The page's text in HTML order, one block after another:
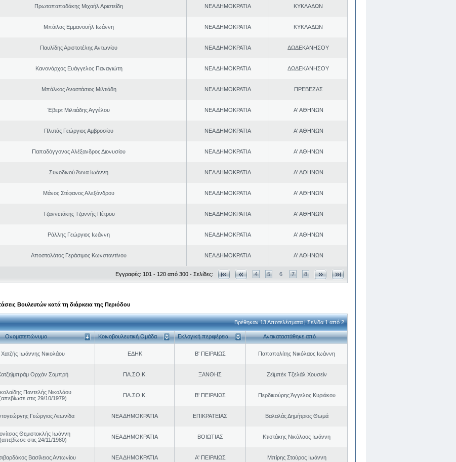
Πρωτοπαπαδάκης Μιχαήλ Αριστείδη ΝΕΑ ΔΗΜΟΚΡΑΤΙΑ ΚΥΚΛΑΔΩΝ
Μπάιλας Εμμανουήλ Ιωάννη ΝΕΑ ΔΗΜΟΚΡΑΤΙΑ ΚΥΚΛΑΔΩΝ
Παυλίδης Αριστοτέλης Αντωνίου ΝΕΑ ΔΗΜΟΚΡΑΤΙΑ ΔΩΔΕΚΑΝΗΣΟΥ
Κανονάρχος Ευάγγελος Παναγιώτη ΝΕΑ ΔΗΜΟΚΡΑΤΙΑ ΔΩΔΕΚΑΝΗΣΟΥ
Μπάλκος Αναστάσιος Μιλτιάδη ΝΕΑ ΔΗΜΟΚΡΑΤΙΑ ΠΡΕΒΕΖΑΣ
Έβερτ Μιλτιάδης Αγγέλου ΝΕΑ ΔΗΜΟΚΡΑΤΙΑ Α' ΑΘΗΝΩΝ
Πλυτάς Γεώργιος Αμβροσίου ΝΕΑ ΔΗΜΟΚΡΑΤΙΑ Α' ΑΘΗΝΩΝ
Παπαδόγγονας Αλέξανδρος Διονυσίου ΝΕΑ ΔΗΜΟΚΡΑΤΙΑ Α' ΑΘΗΝΩΝ
Συνοδινού Άννα Ιωάννη ΝΕΑ ΔΗΜΟΚΡΑΤΙΑ Α' ΑΘΗΝΩΝ
Μάνος Στέφανος Αλεξάνδρου ΝΕΑ ΔΗΜΟΚΡΑΤΙΑ Α' ΑΘΗΝΩΝ
Τζαννετάκης Τζαννής Πέτρου ΝΕΑ ΔΗΜΟΚΡΑΤΙΑ Α' ΑΘΗΝΩΝ
Ράλλης Γεώργιος Ιωάννη ΝΕΑ ΔΗΜΟΚΡΑΤΙΑ Α' ΑΘΗΝΩΝ
Αποστολάτος Γεράσιμος Κωνσταντίνου ΝΕΑ ΔΗΜΟΚΡΑΤΙΑ Α' ΑΘΗΝΩΝ
Εγγραφές: 101 - 120 από 300 - Σελίδες: 4 5 6 7 8
Βουλευτών κατά τη διάρκεια της Περιόδου
Βρέθηκαν 13 Αποτελέσματα | Σελίδα 1 από 2
Ονοματεπώνυμο Κοινοβουλευτική Ομάδα Εκλογική περιφέρεια Αντικαταστάθηκε από
Χατζής Ιωάννης Νικολάου ΕΔΗΚ Β' ΠΕΙΡΑΙΩΣ Παπαπολίτης Νικόλαος Ιωάννη
Ορχάν Σαμπρή ΠΑ.ΣΟ.Κ. ΞΑΝΘΗΣ Ζεϊμπέκ Τζελάλ Χουσείν
Παντελής Νικολάου
στις 29/10/1979)
ΠΑ.ΣΟ.Κ. Β' ΠΕΙΡΑΙΩΣ Περδικούρης Άγγελος Κυριάκου
Γεώργιος Λεωνίδα ΝΕΑ ΔΗΜΟΚΡΑΤΙΑ ΕΠΙΚΡΑΤΕΙΑΣ Βαλαλάς Δημήτριος Θωμά
Θεμιστοκλής Ιωάννη
(απεβίωσε στις 24/11/1980)
ΝΕΑ ΔΗΜΟΚΡΑΤΙΑ ΒΟΙΩΤΙΑΣ Κτιστάκης Νικόλαος Ιωάννη
Βασίλειος Αντωνίου ΝΕΑ ΔΗΜΟΚΡΑΤΙΑ Α' ΠΕΙΡΑΙΩΣ Μπίρης Σταύρος Ιωάννη